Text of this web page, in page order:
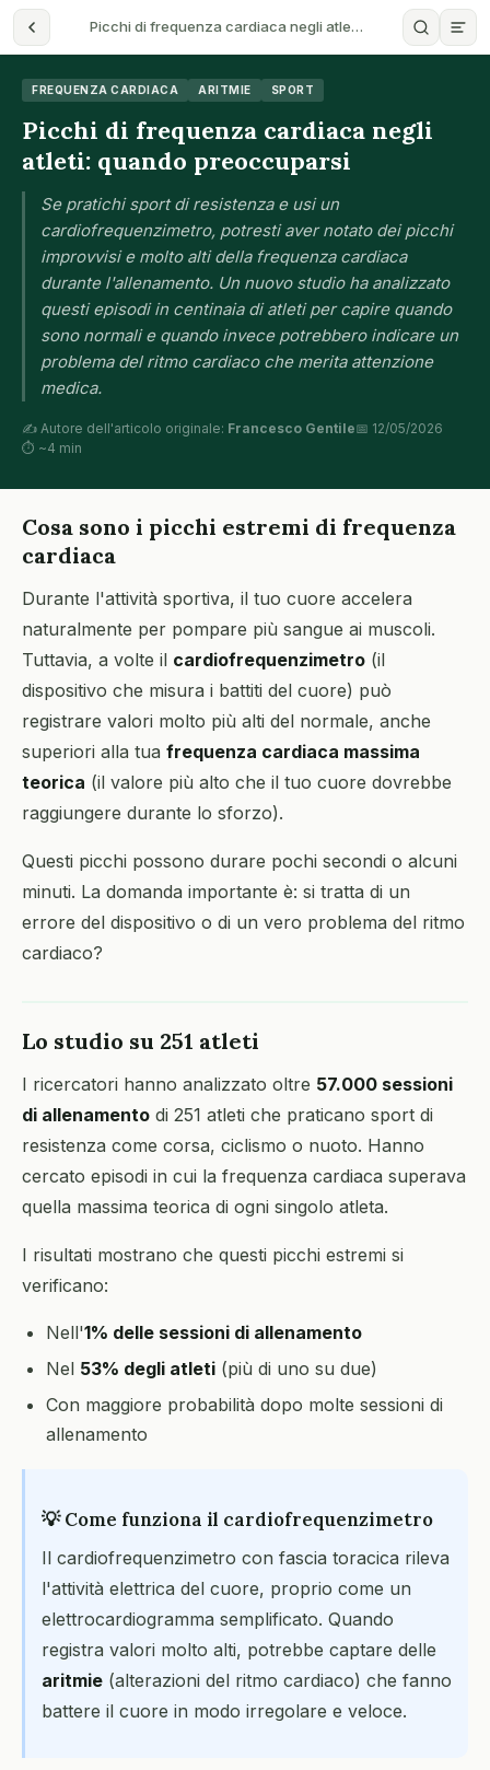
Picchi di frequenza cardiaca negli atle…
FREQUENZA CARDIACA ARITMIE SPORT
Picchi di frequenza cardiaca negli
atleti: quando preoccuparsi
Se pratichi sport di resistenza e usi un
cardiofrequenzimetro, potresti aver notato dei picchi
improvvisi e molto alti della frequenza cardiaca
durante l'allenamento. Un nuovo studio ha analizzato
questi episodi in centinaia di atleti per capire quando
sono normali e quando invece potrebbero indicare un
problema del ritmo cardiaco che merita attenzione
medica.
✍️ Autore dell'articolo originale: Francesco Gentile📅 12/05/2026
⏱ ~4 min
Cosa sono i picchi estremi di frequenza
cardiaca
Durante l'attività sportiva, il tuo cuore accelera
naturalmente per pompare più sangue ai muscoli.
Tuttavia, a volte il cardiofrequenzimetro (il
dispositivo che misura i battiti del cuore) può
registrare valori molto più alti del normale, anche
superiori alla tua frequenza cardiaca massima
teorica (il valore più alto che il tuo cuore dovrebbe
raggiungere durante lo sforzo).
Questi picchi possono durare pochi secondi o alcuni
minuti. La domanda importante è: si tratta di un
errore del dispositivo o di un vero problema del ritmo
cardiaco?
Lo studio su 251 atleti
I ricercatori hanno analizzato oltre 57.000 sessioni
di allenamento di 251 atleti che praticano sport di
resistenza come corsa, ciclismo o nuoto. Hanno
cercato episodi in cui la frequenza cardiaca superava
quella massima teorica di ogni singolo atleta.
I risultati mostrano che questi picchi estremi si
verificano:
Nell'1% delle sessioni di allenamento
Nel 53% degli atleti (più di uno su due)
Con maggiore probabilità dopo molte sessioni di
allenamento
💡 Come funziona il cardiofrequenzimetro
Il cardiofrequenzimetro con fascia toracica rileva
l'attività elettrica del cuore, proprio come un
elettrocardiogramma semplificato. Quando
registra valori molto alti, potrebbe captare delle
aritmie (alterazioni del ritmo cardiaco) che fanno
battere il cuore in modo irregolare e veloce.